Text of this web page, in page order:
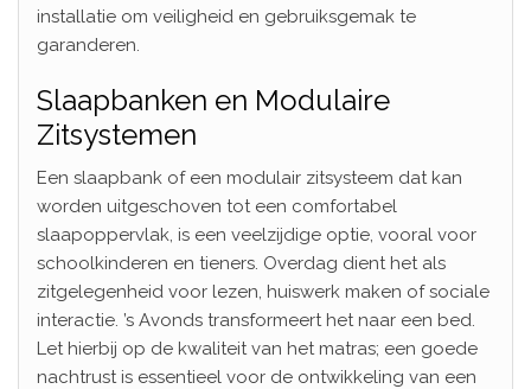
installatie om veiligheid en gebruiksgemak te
garanderen.
Slaapbanken en Modulaire
Zitsystemen
Een slaapbank of een modulair zitsysteem dat kan
worden uitgeschoven tot een comfortabel
slaapoppervlak, is een veelzijdige optie, vooral voor
schoolkinderen en tieners. Overdag dient het als
zitgelegenheid voor lezen, huiswerk maken of sociale
interactie. ’s Avonds transformeert het naar een bed.
Let hierbij op de kwaliteit van het matras; een goede
nachtrust is essentieel voor de ontwikkeling van een